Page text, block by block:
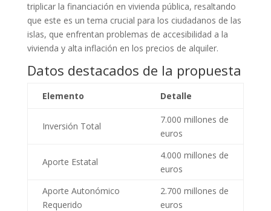
triplicar la financiación en vivienda pública, resaltando
que este es un tema crucial para los ciudadanos de las
islas, que enfrentan problemas de accesibilidad a la
vivienda y alta inflación en los precios de alquiler.
Datos destacados de la propuesta
Elemento Detalle
Inversión Total
7.000 millones de
euros
Aporte Estatal
4.000 millones de
euros
Aporte Autonómico
Requerido
2.700 millones de
euros